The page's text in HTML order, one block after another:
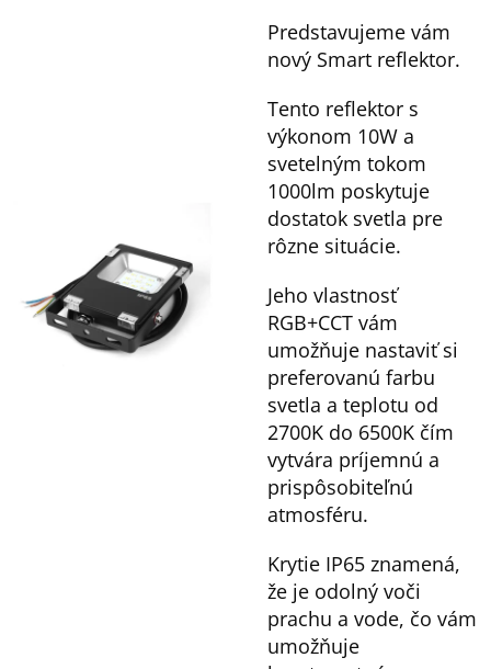
Predstavujeme vám
nový Smart reflektor.
Tento reflektor s
výkonom 10W a
svetelným tokom
1000lm poskytuje
dostatok svetla pre
rôzne situácie.
Jeho vlastnosť
RGB+CCT vám
umožňuje nastaviť si
preferovanú farbu
svetla a teplotu od
2700K do 6500K čím
vytvára príjemnú a
prispôsobiteľnú
atmosféru.
Krytie IP65 znamená,
že je odolný voči
prachu a vode, čo vám
umožňuje